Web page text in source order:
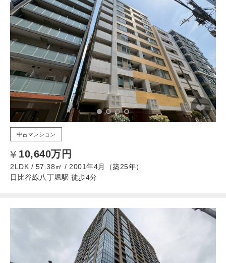
中古マンション
10,640万円
2LDK / 57.38㎡ / 2001年4月（築25年）
日比谷線八丁堀駅 徒歩4分